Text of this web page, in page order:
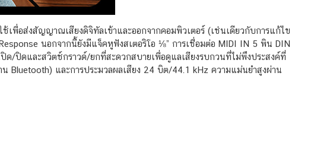
พื่อส่งสัญญาณเสียงดิจิทัลเข้าและออกจากคอมพิวเตอร์ (เช่นเดียวกับการแก้ไข
นอกจากนี้ยังมีแจ็คหูฟังสเตอริโอ ⅛” การเชื่อมต่อ MIDI IN 5 พิน DIN
/ปิดและสวิตช์กราวด์/ยกที่สะดวกสบายเพื่อดูแลเสียงรบกวนที่ไม่พึงประสงค์ที่
Bluetooth) และการประมวลผลเสียง 24 บิต/44.1 kHz ความแม่นยำสูงผ่าน